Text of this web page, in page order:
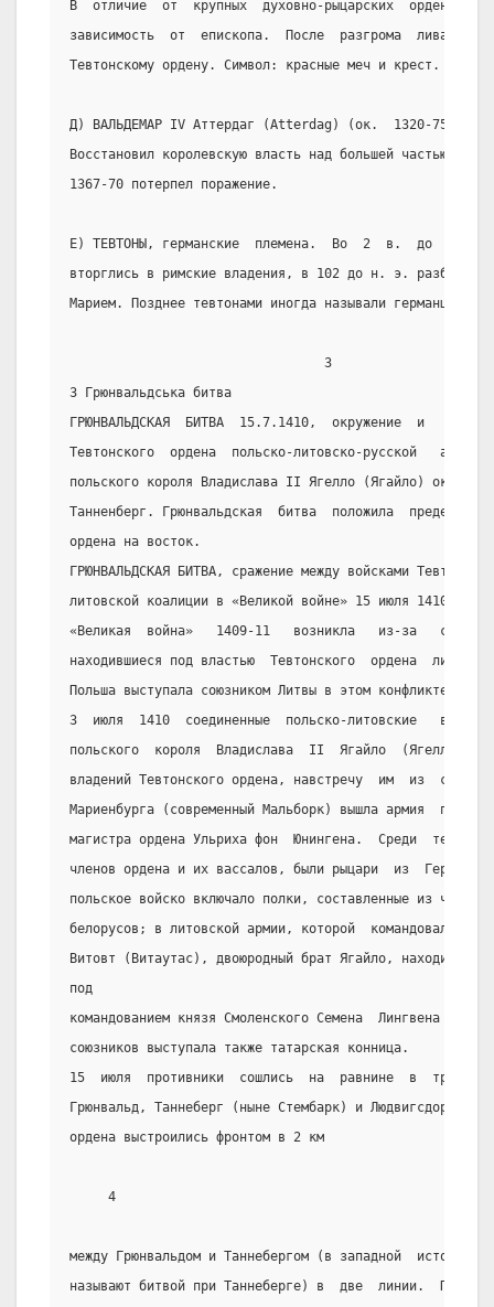
В  отличие  от  крупных  духовно-рыцарских  орденов
зависимость  от  епископа.  После  разгрома  ливами
Тевтонскому ордену. Символ: красные меч и крест.
Д) ВАЛЬДЕМАР IV Аттердаг (Atterdag) (ок.  1320-75),
Восстановил королевскую власть над большей частью
1367-70 потерпел поражение.
Е) ТЕВТОНЫ, германские  племена.  Во  2  в.  до  н.  э.
вторглись в римские владения, в 102 до н. э. разбиты
Марием. Позднее тевтонами иногда называли германцев
                                 3
3 Грюнвальдська битва
ГРЮНВАЛЬДСКАЯ  БИТВА  15.7.1410,  окружение  и
Тевтонского  ордена  польско-литовско-русской
польского короля Владислава II Ягелло (Ягайло) около
Танненберг. Грюнвальдская  битва  положила  предел
ордена на восток.
ГРЮНВАЛЬДСКАЯ БИТВА, сражение между войсками
литовской коалиции в «Великой войне» 15 июля 1410.
«Великая  война»   1409-11   возникла   из-за
находившиеся под властью  Тевтонского  ордена
Польша выступала союзником Литвы в этом конфликте.
3  июля  1410  соединенные  польско-литовские
польского  короля  Владислава  II  Ягайло  (Ягеллона)
владений Тевтонского ордена, навстречу  им  из
Мариенбурга (современный Мальборк) вышла армия  под
магистра ордена Ульриха фон  Юнингена.  Среди
членов ордена и их вассалов, были рыцари  из
польское войско включало полки, составленные из
белорусов; в литовской армии, которой  командовал
Витовт (Витаутас), двоюродный брат Ягайло, находились
под
командованием князя Смоленского Семена  Лингвена
союзников выступала также татарская конница.
15  июля  противники  сошлись  на  равнине  в
Грюнвальд, Таннеберг (ныне Стембарк) и Людвигсдорф
ордена выстроились фронтом в 2 км
     4
между Грюнвальдом и Таннебергом (в западной
называют битвой при Таннеберге) в  две  линии.